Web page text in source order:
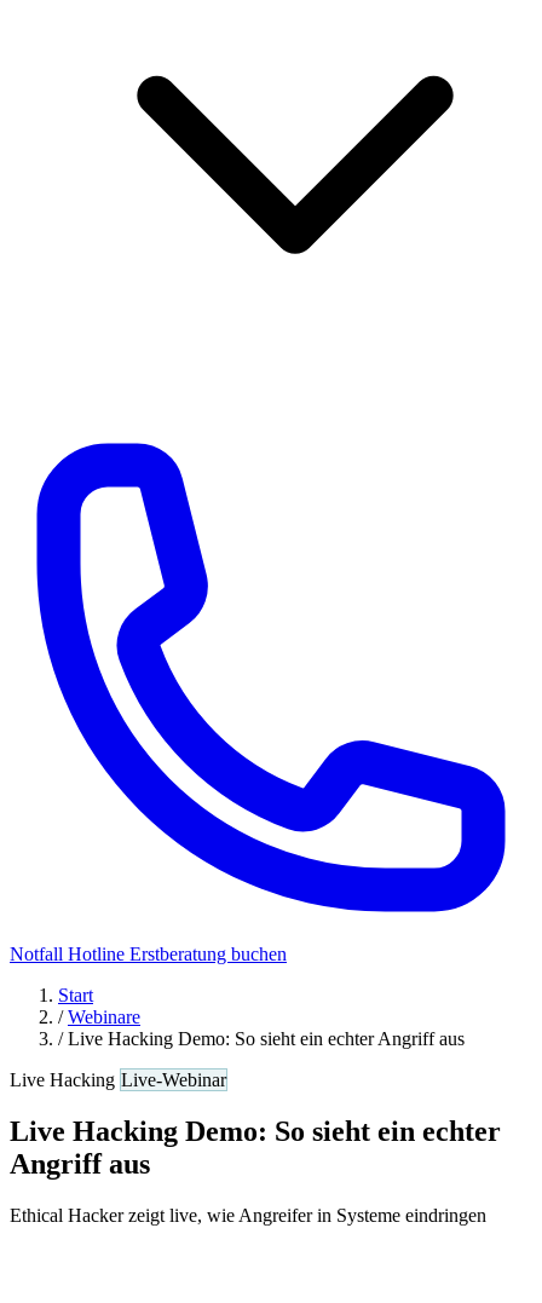
Notfall Hotline Erstberatung buchen
Start
/ Webinare
/ Live Hacking Demo: So sieht ein echter Angriff aus
Live Hacking Live-Webinar
Live Hacking Demo: So sieht ein echter
Angriff aus
Ethical Hacker zeigt live, wie Angreifer in Systeme eindringen